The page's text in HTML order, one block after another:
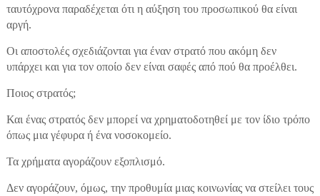
ταυτόχρονα παραδέχεται ότι η αύξηση του προσωπικού θα είναι
αργή.
Οι αποστολές σχεδιάζονται για έναν στρατό που ακόμη δεν
υπάρχει και για τον οποίο δεν είναι σαφές από πού θα προέλθει.
Ποιος στρατός;
Και ένας στρατός δεν μπορεί να χρηματοδοτηθεί με τον ίδιο τρόπο
όπως μια γέφυρα ή ένα νοσοκομείο.
Τα χρήματα αγοράζουν εξοπλισμό.
Δεν αγοράζουν, όμως, την προθυμία μιας κοινωνίας να στείλει τους